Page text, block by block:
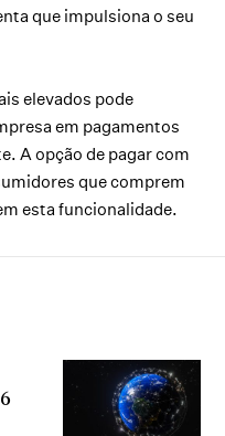
que impulsiona o seu
elevados pode
em pagamentos
A opção de pagar com
que comprem
esta funcionalidade.